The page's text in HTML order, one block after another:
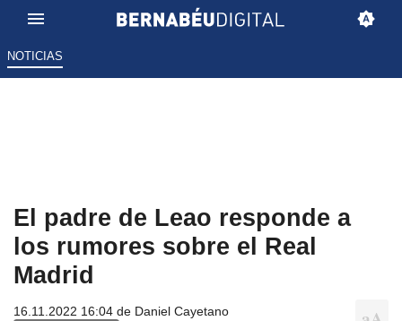
NOTICIAS
El padre de Leao responde a
los rumores sobre el Real
Madrid
16.11.2022 16:04 de Daniel Cayetano